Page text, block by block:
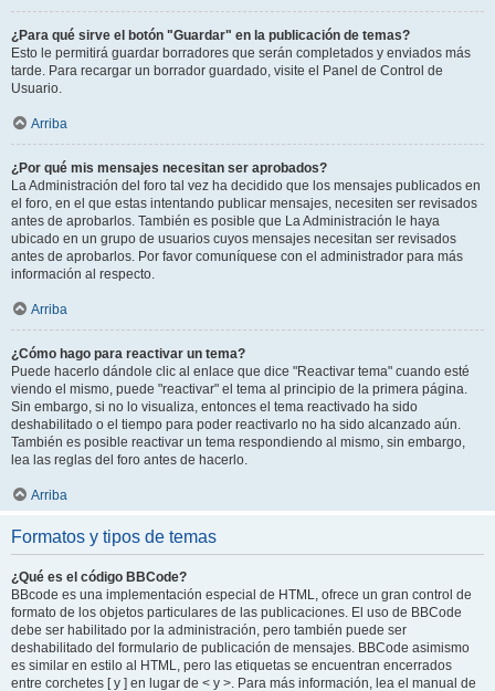
¿Para qué sirve el botón "Guardar" en la publicación de temas?
Esto le permitirá guardar borradores que serán completados y enviados más
tarde. Para recargar un borrador guardado, visite el Panel de Control de
Usuario.
Arriba
¿Por qué mis mensajes necesitan ser aprobados?
La Administración del foro tal vez ha decidido que los mensajes publicados en
el foro, en el que estas intentando publicar mensajes, necesiten ser revisados
antes de aprobarlos. También es posible que La Administración le haya
ubicado en un grupo de usuarios cuyos mensajes necesitan ser revisados
antes de aprobarlos. Por favor comuníquese con el administrador para más
información al respecto.
Arriba
¿Cómo hago para reactivar un tema?
Puede hacerlo dándole clic al enlace que dice "Reactivar tema" cuando esté
viendo el mismo, puede "reactivar" el tema al principio de la primera página.
Sin embargo, si no lo visualiza, entonces el tema reactivado ha sido
deshabilitado o el tiempo para poder reactivarlo no ha sido alcanzado aún.
También es posible reactivar un tema respondiendo al mismo, sin embargo,
lea las reglas del foro antes de hacerlo.
Arriba
Formatos y tipos de temas
¿Qué es el código BBCode?
BBcode es una implementación especial de HTML, ofrece un gran control de
formato de los objetos particulares de las publicaciones. El uso de BBCode
debe ser habilitado por la administración, pero también puede ser
deshabilitado del formulario de publicación de mensajes. BBCode asimismo
es similar en estilo al HTML, pero las etiquetas se encuentran encerrados
entre corchetes [ y ] en lugar de < y >. Para más información, lea el manual de